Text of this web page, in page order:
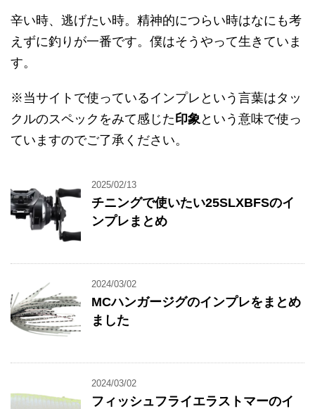
辛い時、逃げたい時。精神的につらい時はなにも考
えずに釣りが一番です。僕はそうやって生きていま
す。
※当サイトで使っているインプレという言葉はタッ
クルのスペックをみて感じた印象という意味で使っ
ていますのでご了承ください。
2025/02/13
チニングで使いたい25SLXBFSのイ
ンプレまとめ
2024/03/02
MCハンガージグのインプレをまとめ
ました
2024/03/02
フィッシュフライエラストマーのイ